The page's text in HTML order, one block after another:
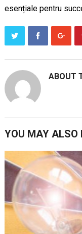
esențiale pentru
ABOUT
YOU MAY ALSO